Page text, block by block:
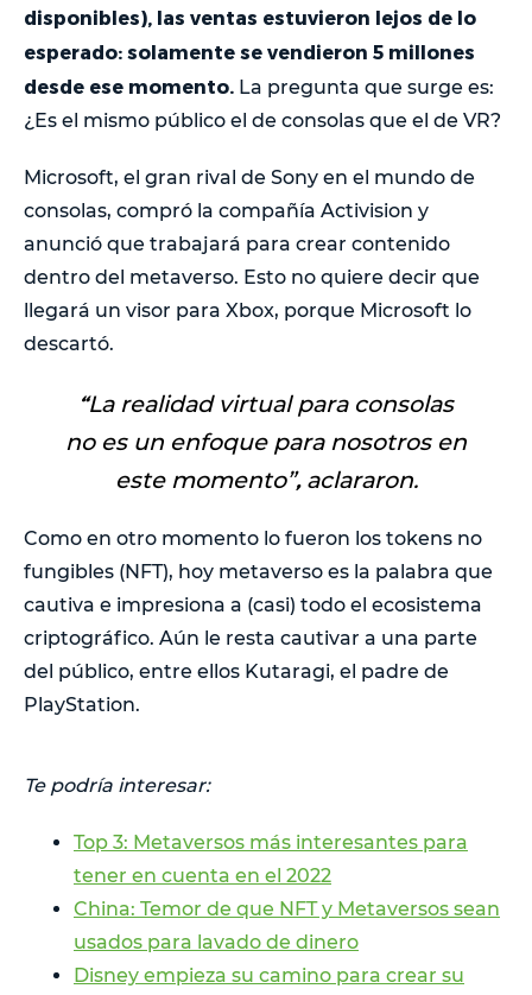
disponibles), las ventas estuvieron lejos de lo
esperado: solamente se vendieron 5 millones
desde ese momento. La pregunta que surge es:
¿Es el mismo público el de consolas que el de VR?
Microsoft, el gran rival de Sony en el mundo de
consolas, compró la compañía Activision y
anunció que trabajará para crear contenido
dentro del metaverso. Esto no quiere decir que
llegará un visor para Xbox, porque Microsoft lo
descartó.
“La realidad virtual para consolas
no es un enfoque para nosotros en
este momento”, aclararon.
Como en otro momento lo fueron los tokens no
fungibles (NFT), hoy metaverso es la palabra que
cautiva e impresiona a (casi) todo el ecosistema
criptográfico. Aún le resta cautivar a una parte
del público, entre ellos Kutaragi, el padre de
PlayStation.
Te podría interesar:
Top 3: Metaversos más interesantes para
tener en cuenta en el 2022
China: Temor de que NFT y Metaversos sean
usados para lavado de dinero
Disney empieza su camino para crear su